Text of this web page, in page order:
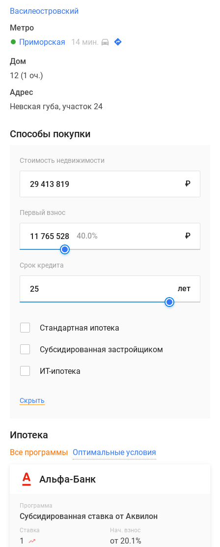
Василеостровский
Метро
Приморская
14 мин.
Дом
12 (1 оч.)
Адрес
Невская губа, участок 24
Способы покупки
Стоимость недвижимости
₽
Первый взнос
₽
40.0%
Срок кредита
лет
Стандартная ипотека
Субсидированная застройщиком
ИТ-ипотека
Скрыть
Ипотека
Все программы Оптимальные условия
Альфа-Банк
Программа
Субсидированная ставка от Аквилон
Ставка
1
Нач. взнос
от 20.1%